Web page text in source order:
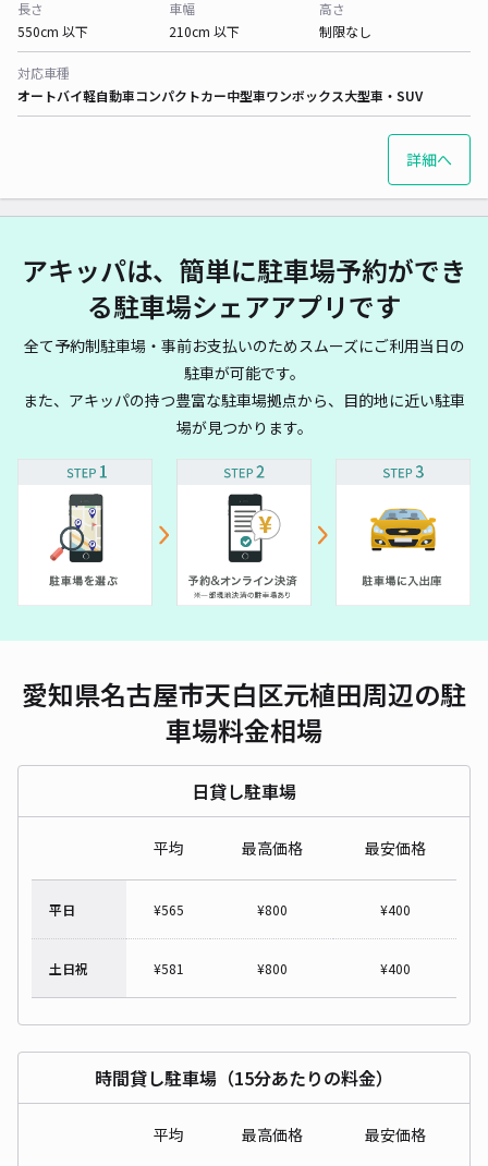
長さ
550cm 以下
車幅
210cm 以下
高さ
制限なし
対応車種
オートバイ軽自動車コンパクトカー中型車ワンボックス大型車・SUV
詳細へ
アキッパは、簡単に駐車場予約ができ
る駐車場シェアアプリです
全て予約制駐車場・事前お支払いのためスムーズにご利用当日の
駐車が可能です。
また、アキッパの持つ豊富な駐車場拠点から、目的地に近い駐車
場が見つかります。
愛知県名古屋市天白区元植田周辺の駐
車場料金相場
日貸し駐車場
平均 最高価格 最安価格
平日 ¥565 ¥800 ¥400
土日祝 ¥581 ¥800 ¥400
時間貸し駐車場（15分あたりの料金）
平均 最高価格 最安価格